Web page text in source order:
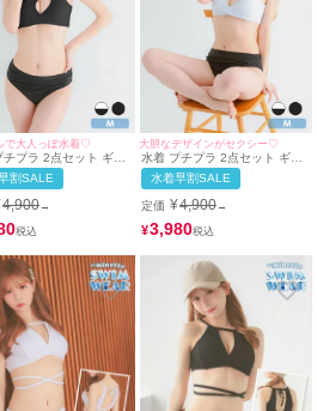
で大人っぽ水着♡
プラ 2点セット ギャ
ョルダー バストカッ
セクシー ワンカラー
ック ビキニ (みのり着
ズ対応) | myMinette/
ット
割SALE
4,900→
大胆なデザインがセクシー♡
水着 プチプラ 2点セット ギャ
ル ワンショルダー バストカッ
ト 谷間 バイカラー 白 黒 ビキ
ニ (みのり着用/Mサイズ対応) |
myMinette/マイミネット
水着早割SALE
定価 ¥4,900→
¥3,980